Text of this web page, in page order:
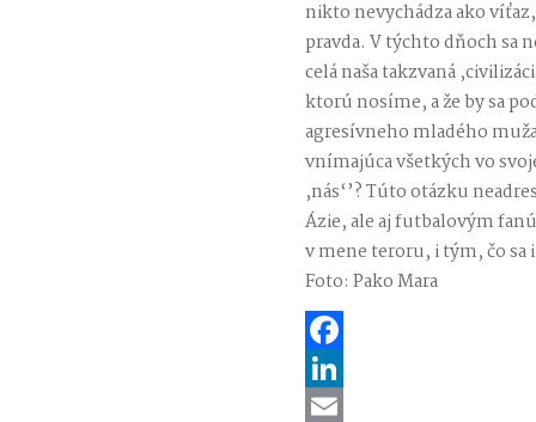
nikto nevychádza ako
pravda. V týchto dňoch sa
celá naša takzvaná
ktorú nosíme, a že by sa
agresívneho mladého
vnímajúca všetkých vo
,nás‘’? Túto otázku
Ázie, ale aj futbalovým
v mene teroru, i tým, čo
Foto: Pako Mara
Facebook
LinkedIn